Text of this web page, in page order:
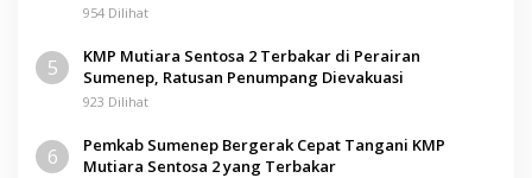
954 Dilihat
5
KMP Mutiara Sentosa 2 Terbakar di Perairan
Sumenep, Ratusan Penumpang Dievakuasi
923 Dilihat
6
Pemkab Sumenep Bergerak Cepat Tangani KMP
Mutiara Sentosa 2 yang Terbakar